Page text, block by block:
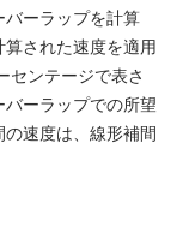
バーラップを計算
された速度を適用
センテージで表さ
ーラップでの所望
速度は、線形補間